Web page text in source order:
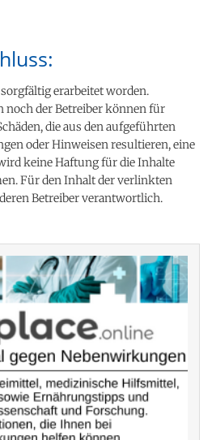
erarbeitet worden.
noch der Betreiber können für
die aus den aufgeführten
oder Hinweisen resultieren, eine
keine Haftung für die Inhalte
Für den Inhalt der verlinkten
Betreiber verantwortlich.